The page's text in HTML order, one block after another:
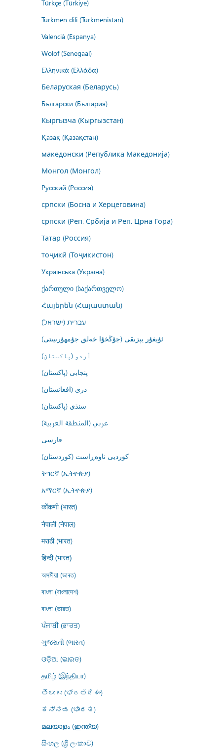
Türkçe (Türkiye)
Türkmen dili (Türkmenistan)
Valencià (Espanya)
Wolof (Senegaal)
Ελληνικά (Ελλάδα)
Беларуская (Беларусь)
Български (България)
Кыргызча (Кыргызстан)
Қазақ (Қазақстан)
македонски (Република Македонија)
Монгол (Монгол)
Русский (Россия)
српски (Босна и Херцеговина)
српски (Реп. Србија и Реп. Црна Гора)
Татар (Россия)
тоҷикӣ (Тоҷикистон)
Українська (Україна)
ქართული (საქართველო)
Հայերեն (Հայաստան)
עברית (ישראל)
ئۇيغۇر يېزىقى (جۇڭخۇا خەلق جۇمھۇرىيىتى)
اُردو (پاکستان)
پنجابی (پاکستان)
درى (افغانستان)
سنڌي (پاکستان)
عربي (المنطقة العربية)
فارسى
کوردیی ناوەڕاست (کوردستان)
ትግርኛ (ኢትዮጵያ)
አማርኛ (ኢትዮጵያ)
कोंकणी (भारत)
नेपाली (नेपाल)
मराठी (भारत)
हिन्दी (भारत)
অসমীয়া (ভাৰত)
বাংলা (বাংলাদেশ)
বাংলা (ভারত)
ਪੰਜਾਬੀ (ਭਾਰਤ)
ગુજરાતી (ભારત)
ଓଡ଼ିଆ (ଭାରତ)
தமிழ் (இந்தியா)
తెలుగు (భారతదేశం)
ಕನ್ನಡ (ಭಾರತ)
മലയാളം (ഇന്ത്യ)
සිංහල (ශ්‍රී ලංකාව)